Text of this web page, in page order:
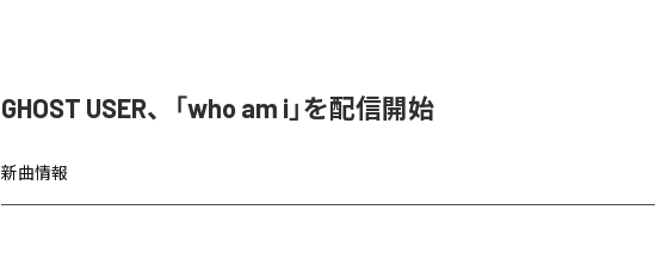
GHOST USER、「who am i」を配信開始
新曲情報